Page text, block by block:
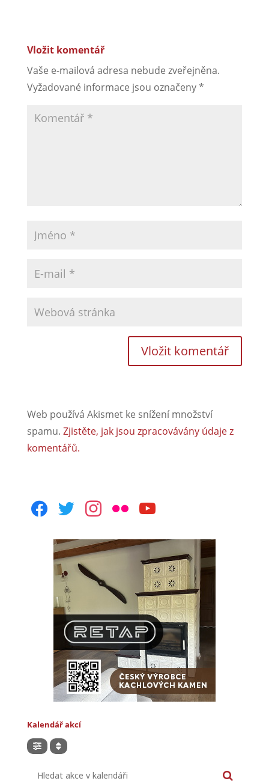
Vložit komentář
Vaše e-mailová adresa nebude zveřejněna.
Vyžadované informace jsou označeny*
Web používá Akismet ke snížení množství
spamu. Zjistěte, jak jsou zpracovávány údaje z
komentářů.
facebooktwitterinstagram
flickr youtube
Kalendář akcí